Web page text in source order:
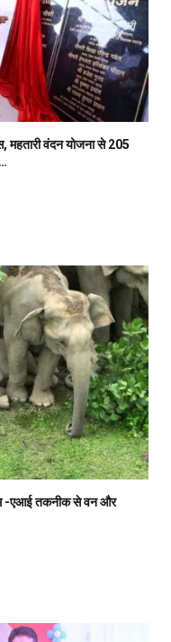
महतारी वंदन योजना से 205
-एआई तकनीक से वन और